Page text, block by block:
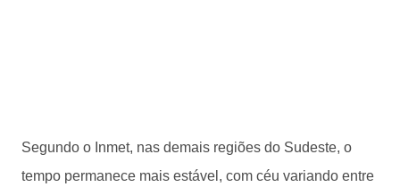
Segundo o Inmet, nas demais regiões do Sudeste, o
tempo permanece mais estável, com céu variando entre